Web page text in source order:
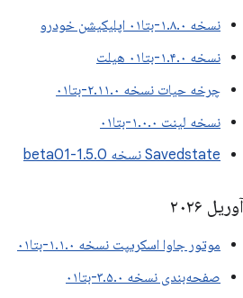
نسخه ۱.۸.۰-بتا۰۱ اپلیکیشن خودرو
نسخه ۱.۴.۰-بتا۰۱ هیلت
چرخه حیات نسخه ۲.۱۱.۰-بتا۰۱
نسخه لینت ۱.۰.۰-بتا۰۱
Savedstate نسخه 1.5.0-beta01
موتور جاوا اسکریپت نسخه ۱.۱.۰-بتا۰۱
صفحه‌بندی نسخه ۳.۵.۰-بتا۰۱